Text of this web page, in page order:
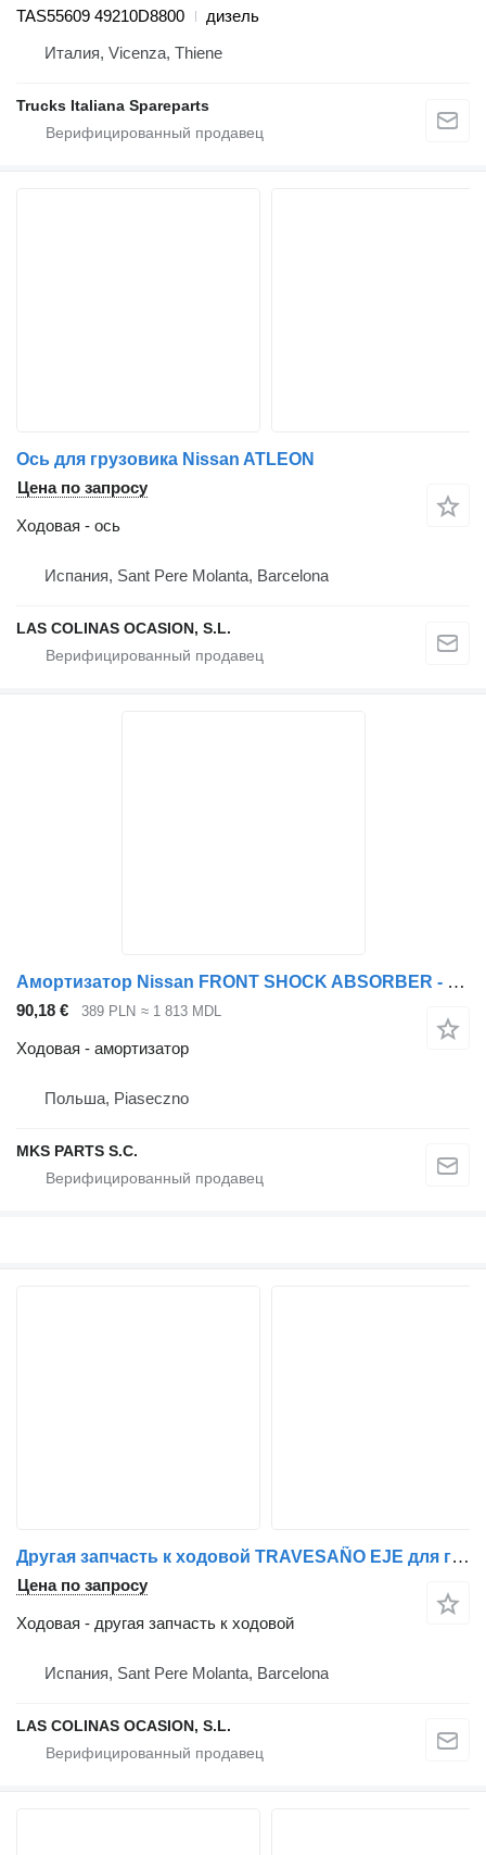
TAS55609 49210D8800
дизель
Италия, Vicenza, Thiene
Trucks Italiana Spareparts
Ось для грузовика Nissan ATLEON
Цена по запросу
Ходовая - ось
Испания, Sant Pere Molanta, Barcelona
LAS COLINAS OCASION, S.L.
Амортизатор Nissan FRONT SHOCK ABSORBER - GENUINE для грузовика Nissan ATLEON
90,18 € 389 PLN ≈ 1 813 MDL
Ходовая - амортизатор
Польша, Piaseczno
MKS PARTS S.C.
Другая запчасть к ходовой TRAVESAÑO EJE для грузовика Nissan ATLEON
Цена по запросу
Ходовая - другая запчасть к ходовой
Испания, Sant Pere Molanta, Barcelona
LAS COLINAS OCASION, S.L.